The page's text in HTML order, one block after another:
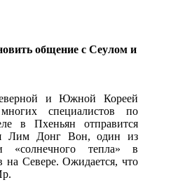
общение с Сеулом и
и Южной Кореей
специалистов по
в Пхеньян отправится
Лим Донг Вон, один из
«солнечного тепла» в
на Севере. Ожидается, что